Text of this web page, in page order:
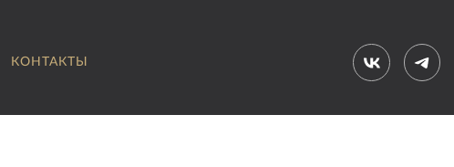
КОНТАКТЫ